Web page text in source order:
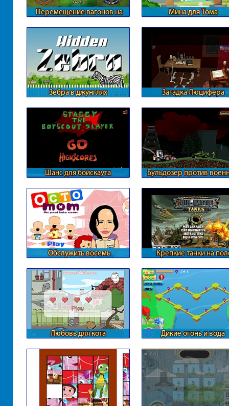
Перемещение вагонов на
Мина для Тома
Зебра в джунглях Загадка Люцифера
Шанс для бойскаута Бульдозер против
Обслужить восемь
Крепкие танки на
Любовь для кота Дикие огонь и вода